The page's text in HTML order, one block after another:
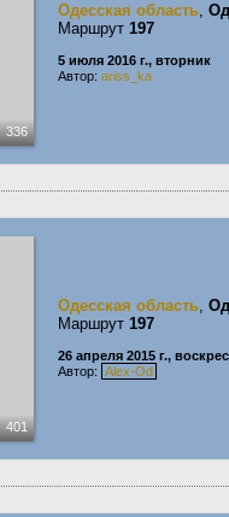
336
Одесская область,
Маршрут 197
5 июля 2016 г., вторник
Автор: ariss_ka
401
Одесская область,
Маршрут 197
26 апреля 2015 г.,
Автор: Alex-Od